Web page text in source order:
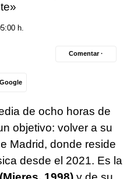
h.
Comentar ·
de ocho horas de
objetivo: volver a su
Madrid, donde reside
desde el 2021. Es la